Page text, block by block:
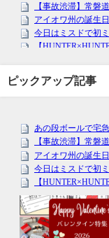
ピックアップ記事